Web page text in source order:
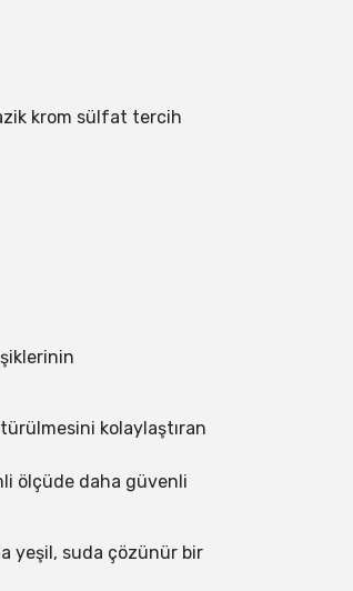
krom sülfat tercih
kolaylaştıran
ölçüde daha güvenli
yeşil, suda çözünür bir